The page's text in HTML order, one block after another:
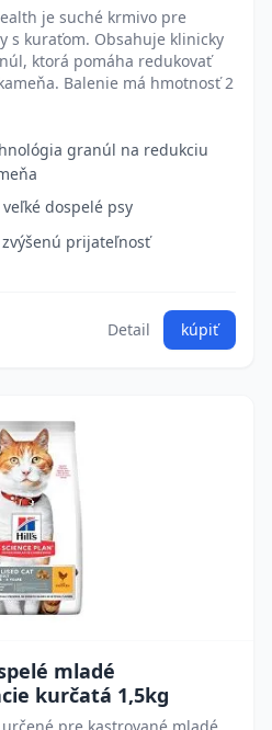
je suché krmivo pre
s kuraťom. Obsahuje klinicky
ktorá pomáha redukovať
Balenie má hmotnosť 2
granúl na redukciu
dospelé psy
prijateľnosť
Detail kúpiť
mladé
kurčatá 1,5kg